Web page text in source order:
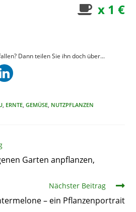
x 1 €
Dann teilen Sie ihn doch über...
ERNTE GEMÜSE NUTZPFLANZEN
Garten anpflanzen,
Nächster Beitrag
– ein Pflanzenportrait